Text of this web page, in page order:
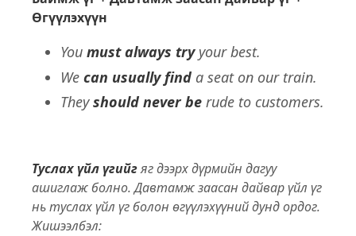
Өгүүлэхүүн
You must always tryyour best.
We can usually find a seat on our train.
Theyshould never be rude to customers.
Туслах үйл үгийгяг дээрх дүрмийн дагуу
ашиглаж болно. Давтамж заасан дайвар үйл үг
нь туслах үйл үг болон өгүүлэхүүний дунд ордог.
Жишээлбэл: